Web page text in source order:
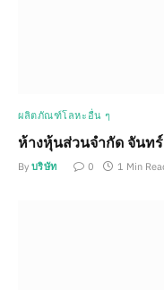
ผลิตภัณฑ์โลหะอื่น ๆ
ห้างหุ้นส่วนจำกัด จันทร์
By บริษัท 0 1 Min